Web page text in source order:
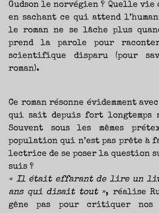
Gudson le norvégien ? Quelle
en sachant ce qui attend
le roman ne se lâche plus
prend la parole pour
scientifique disparu (pour
roman).
Ce roman résonne évidemment
qui sait depuis fort longtemps
Souvent sous les mêmes
population qui n’est pas prête à
lectrice de se poser la question
suis ?
« Il était effarant de lire un
ans qui disait tout », réalise
gêne pas pour critiquer nos